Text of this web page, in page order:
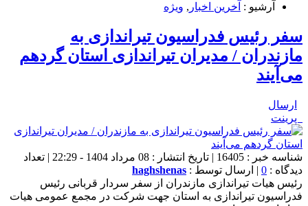
آرشیو : آخرین اخبار , ویژه
سفر رئیس فدراسیون تیراندازی به
مازندران / مدیران تیراندازی استان گردهم
می‌آیند
ارسال
پرینت
شناسه خبر : 16405 | تاریخ انتشار : 08 مرداد 1404 - 22:29 | تعداد
دیدگاه : 0 | ارسال توسط : haghshenas
رئیس هیات تیراندازی مازندران از سفر سردار قربانی رئیس
فدراسیون تیراندازی به استان جهت شرکت در مجمع عمومی هیات